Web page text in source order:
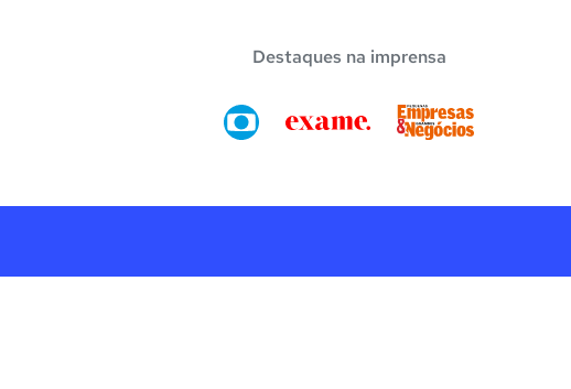
Destaques na imprensa